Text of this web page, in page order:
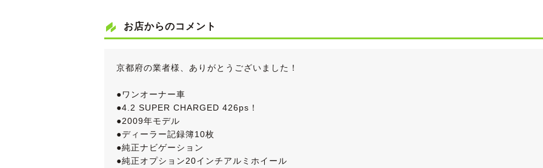
お店からのコメント
京都府の業者様、ありがとうございました！
●ワンオーナー車
●4.2 SUPER CHARGED 426ps！
●2009年モデル
●ディーラー記録簿10枚
●純正ナビゲーション
●純正オプション20インチアルミホイール